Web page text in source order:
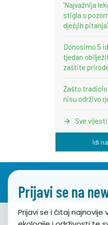
‘Najvažnija
stigla s
dječjih pitanja’
Donosimo 5
tjedan
zaštite
Zašto
nisu održivo
Sve vijesti
Idi
Prijavi se na
Prijavi se i čitaj najnovije